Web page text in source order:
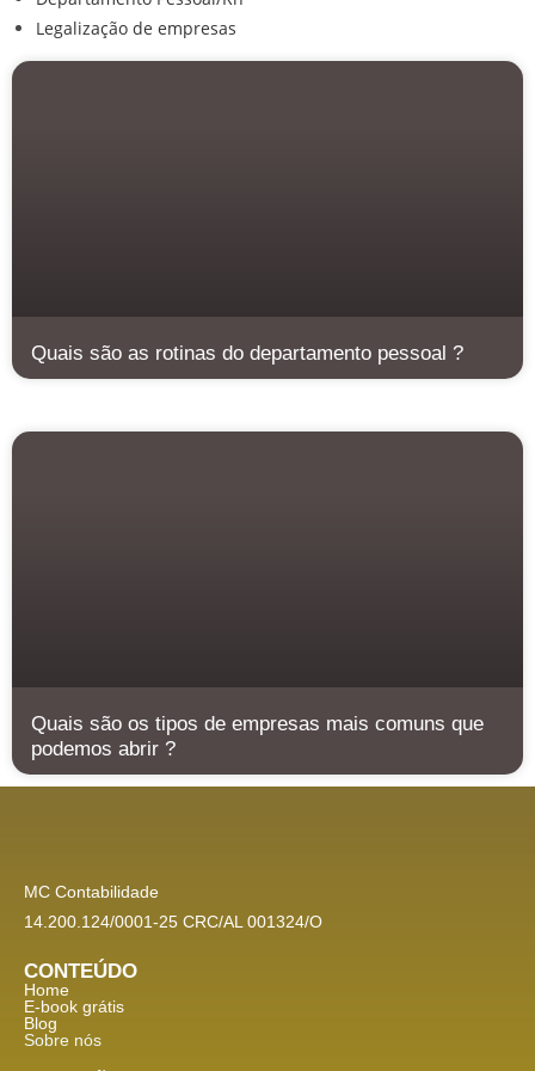
Legalização de empresas
Quais são as rotinas do departamento pessoal ?
Quais são os tipos de empresas mais comuns que
podemos abrir ?
MC Contabilidade
14.200.124/0001-25 CRC/AL 001324/O
CONTEÚDO
Home
E-book grátis
Blog
Sobre nós